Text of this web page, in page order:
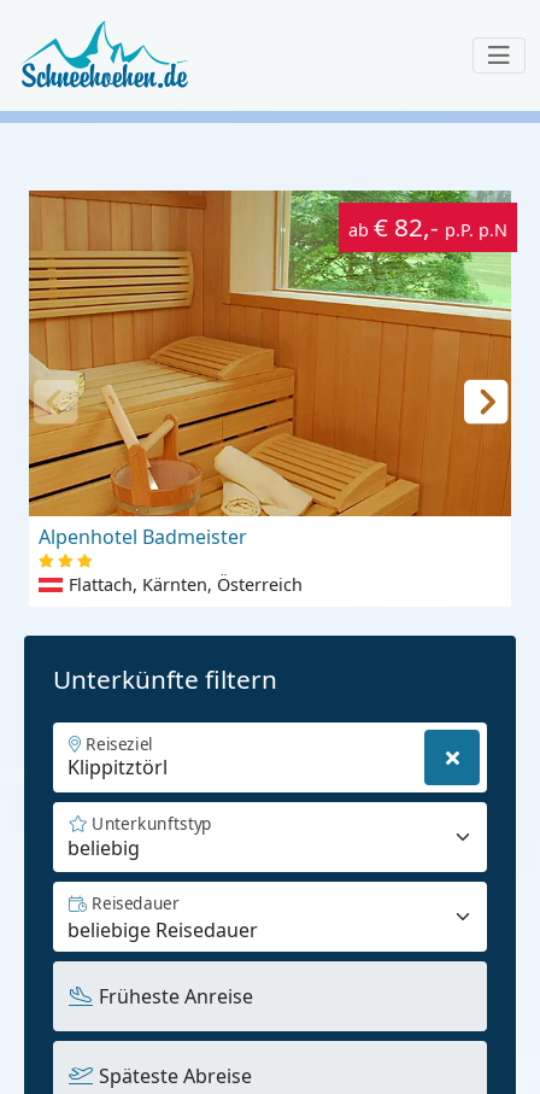
ab € 82,- p.P. p.N
Alpenhotel Badmeister
Flattach, Kärnten, Österreich
Unterkünfte filtern
Reiseziel
beliebig
Unterkunftstyp
Reisedauer
Früheste Anreise
Späteste Abreise